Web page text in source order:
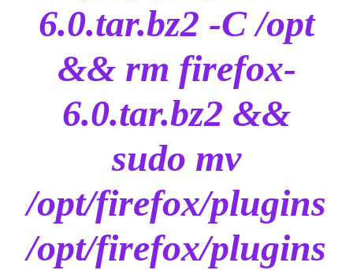
6.0.tar.bz2 -C /opt
&& rm firefox-
6.0.tar.bz2 &&
sudo mv
/opt/firefox/plugins
/opt/firefox/plugins